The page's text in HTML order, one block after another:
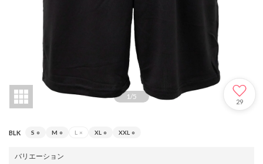
1/5
29
BLK S ○ M ○ L × XL ○ XXL ○
バリエーション